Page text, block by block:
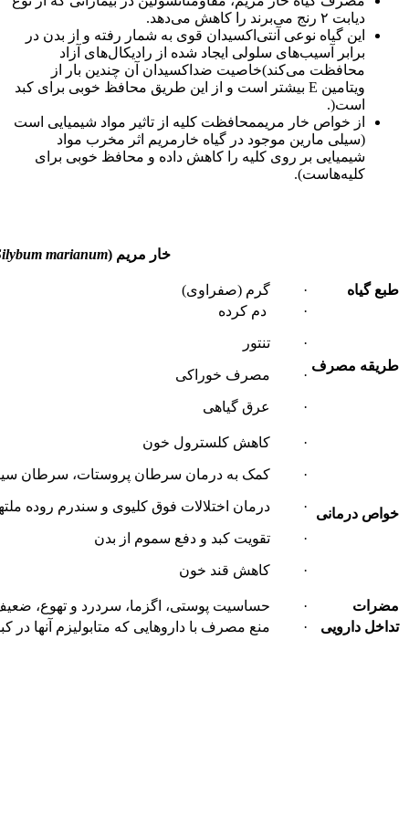
دیابت ۲ رنج می‌برند را کاهش می‌دهد.
این گیاه نوعی آنتی‌اکسیدان قوی به شمار رفته و از بدن در
برابر آسیب‌های سلولی ایجاد شده از رادیکال‌های آزاد
محافظت می‌کند)خاصیت ضداکسیدان آن چندین بار از
ویتامین E بیشتر است و از این طریق محافظ خوبی برای کبد
است(.
از خواص خار مریممحافظت کلیه از تاثیر مواد شیمیایی است
(سیلی مارین موجود در گیاه خارمریم اثر مخرب مواد
شیمیایی بر روی کلیه را کاهش داده و محافظ خوبی برای
کلیه‌هاست).
خار مریم (
marianum
طبع گیاه · گرم (صفراوی)
طریقه مصرف
· دم کرده
· تنتور
· مصرف خوراکی
· عرق گیاهی
خواص درمانی
· کاهش کلسترول خون
· کمک به درمان سرطان پروستات، سرطان
· درمان اختلالات فوق کلیوی و سندرم روده
· تقویت کبد و دفع سموم از بدن
· کاهش قند خون
مضرات
· حساسیت پوستی، اگزما، سردرد و تهوع،
تداخل دارویی
· منع مصرف با داروهایی که متابولیزم آنها در